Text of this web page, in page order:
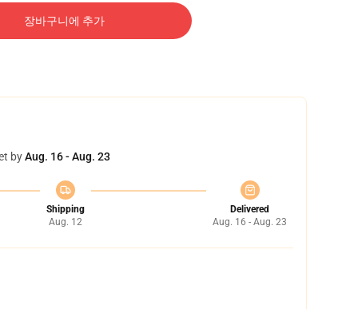
장바구니에 추가
byAug. 16 - Aug. 23
Shipping
Aug. 12
Delivered
Aug. 16 - Aug. 23